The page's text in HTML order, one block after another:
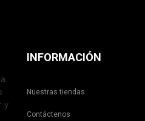
y
INFORMACIÓN
Nuestras tiendas
Contáctenos